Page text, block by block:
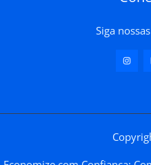
Siga